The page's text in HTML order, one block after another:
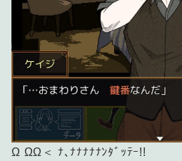
Ω ΩΩ＜ ﾅ､ﾅﾅﾅﾅﾅﾝﾀﾞｯﾃｰ!!